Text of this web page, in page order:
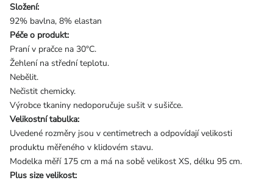
Složení:
92% bavlna, 8% elastan
Péče o produkt:
Praní v pračce na 30°C.
Žehlení na střední teplotu.
Nebělit.
Nečistit chemicky.
Výrobce tkaniny nedoporučuje sušit v sušičce.
Velikostní tabulka:
Uvedené rozměry jsou v centimetrech a odpovídají velikosti
produktu měřeného v klidovém stavu.
Modelka měří 175 cm a má na sobě velikost XS, délku 95 cm.
Plus size velikost: